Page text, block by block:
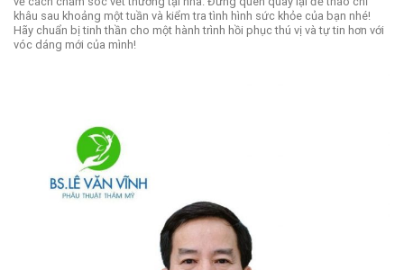
khâu sau khoảng một tuần và kiểm tra tình hình sức khỏe của bạn nhé!
Hãy chuẩn bị tinh thần cho một hành trình hồi phục thú vị và tự tin hơn với
vóc dáng mới của mình!